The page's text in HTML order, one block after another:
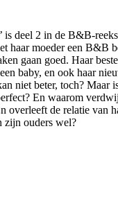
is deel 2 in de B&B-
haar moeder een B&B
gaan goed. Haar
baby, en ook haar
niet beter, toch? Maar
En waarom
overleeft de relatie van
zijn ouders wel?